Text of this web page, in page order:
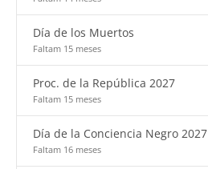
Día de los Muertos
Faltam 15 meses
Proc. de la República 2027
Faltam 15 meses
Día de la Conciencia Negro 2027
Faltam 16 meses